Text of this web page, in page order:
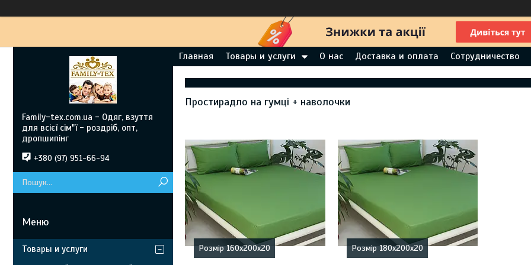
Главная Товары и услуги О нас Доставка и оплата Сотрудничество
Простирадло на гумці + наволочки
Розмір 160х200х20 Розмір 180х200х20
Family-tex.com.ua - Одяг, взуття
для всієї сім"ї - роздріб, опт,
дропшипінг
+380 (97) 951-66-94
Товары и услуги